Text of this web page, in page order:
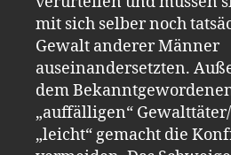
mit sich selber noch
Gewalt anderer Männer
auseinandersetzten.
dem
„auffälligen“
„leicht“ gemacht die